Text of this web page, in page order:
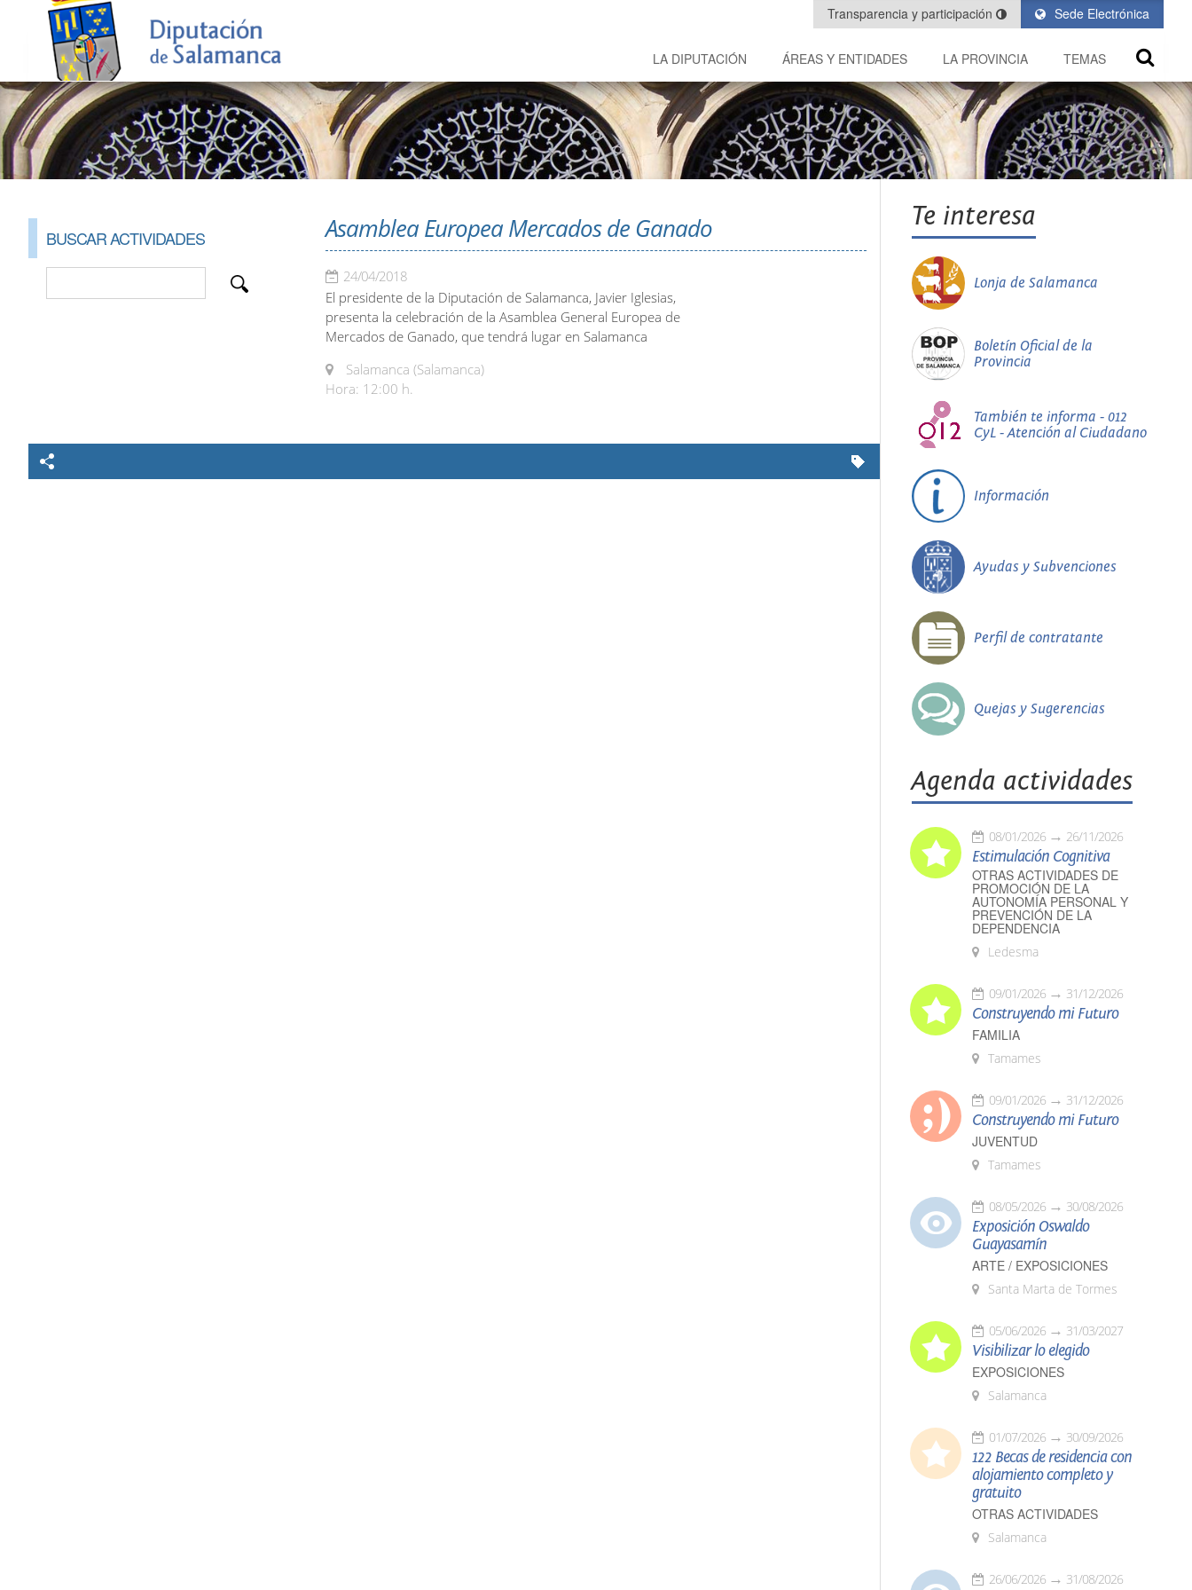
Sede Electrónica
Transparencia y participación
LA DIPUTACIÓN ÁREAS Y ENTIDADES LA PROVINCIA TEMAS
BUSCAR ACTIVIDADES Asamblea Europea Mercados de Ganado
24/04/2018
El presidente de la Diputación de Salamanca, Javier Iglesias,
presenta la celebración de la Asamblea General Europea de
Mercados de Ganado, que tendrá lugar en Salamanca
Salamanca (Salamanca)
Hora: 12:00 h.
Te interesa
Lonja de Salamanca
Boletín Oficial de la
Provincia
También te informa - 012
CyL - Atención al Ciudadano
Información
Ayudas y Subvenciones
Perfil de contratante
Quejas y Sugerencias
Agenda actividades
08/01/2026 26/11/2026
Estimulación Cognitiva
OTRAS ACTIVIDADES DE
PROMOCIÓN DE LA
AUTONOMÍA PERSONAL Y
PREVENCIÓN DE LA
DEPENDENCIA
Ledesma
09/01/2026 31/12/2026
Construyendo mi Futuro
FAMILIA
Tamames
09/01/2026 31/12/2026
Construyendo mi Futuro
JUVENTUD
Tamames
08/05/2026 30/08/2026
Exposición Oswaldo
Guayasamín
ARTE / EXPOSICIONES
Santa Marta de Tormes
05/06/2026 31/03/2027
Visibilizar lo elegido
EXPOSICIONES
Salamanca
01/07/2026 30/09/2026
122 Becas de residencia con
alojamiento completo y
gratuito
OTRAS ACTIVIDADES
Salamanca
26/06/2026 31/08/2026